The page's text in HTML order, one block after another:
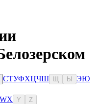
СТУФХЦЧШ Ы ЭЮ
WX Y Z